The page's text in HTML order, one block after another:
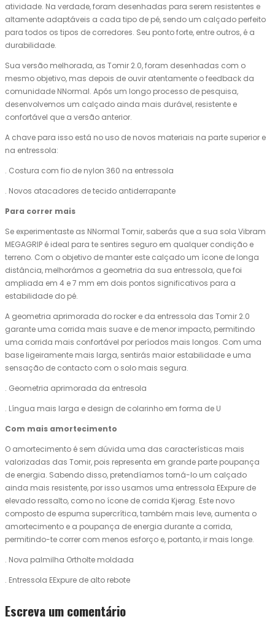
atividade. Na verdade, foram desenhadas para serem resistentes e
altamente adaptáveis a cada tipo de pé, sendo um calçado perfeito
para todos os tipos de corredores. Seu ponto forte, entre outros, é a
durabilidade.
Sua versão melhorada, as Tomir 2.0, foram desenhadas com o
mesmo objetivo, mas depois de ouvir atentamente o feedback da
comunidade NNormal. Após um longo processo de pesquisa,
desenvolvemos um calçado ainda mais durável, resistente e
confortável que a versão anterior.
A chave para isso está no uso de novos materiais na parte superior e
na entressola:
. Costura com fio de nylon 360 na entressola
. Novos atacadores de tecido antiderrapante
Para correr mais
Se experimentaste as NNormal Tomir, saberás que a sua sola Vibram
MEGAGRIP é ideal para te sentires seguro em qualquer condição e
terreno. Com o objetivo de manter este calçado um ícone de longa
distância, melhorámos a geometria da sua entressola, que foi
ampliada em 4 e 7 mm em dois pontos significativos para a
estabilidade do pé.
A geometria aprimorada do rocker e da entressola das Tomir 2.0
garante uma corrida mais suave e de menor impacto, permitindo
uma corrida mais confortável por períodos mais longos. Com uma
base ligeiramente mais larga, sentirás maior estabilidade e uma
sensação de contacto com o solo mais segura.
. Geometria aprimorada da entresola
. Língua mais larga e design de colarinho em forma de U
Com mais amortecimento
O amortecimento é sem dúvida uma das características mais
valorizadas das Tomir, pois representa em grande parte poupança
de energia. Sabendo disso, pretendíamos torná-lo um calçado
ainda mais resistente, por isso usamos uma entressola EExpure de
elevado ressalto, como no ícone de corrida Kjerag. Este novo
composto de espuma supercrítica, também mais leve, aumenta o
amortecimento e a poupança de energia durante a corrida,
permitindo-te correr com menos esforço e, portanto, ir mais longe.
. Nova palmilha Ortholte moldada
. Entressola EExpure de alto rebote
Escreva um comentário